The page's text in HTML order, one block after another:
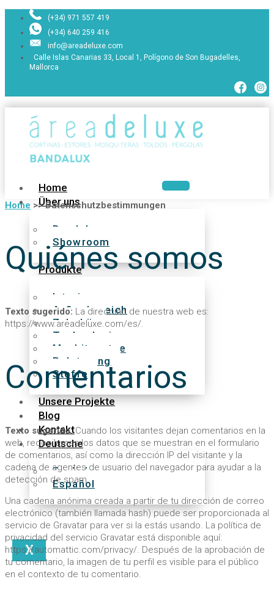
(+34) 971 557 419
(+34) 640 259 416
info@areadeluxe.com
Calle Islas Canarias 33, Local 1, Polígono de Son Bugadelles,
Mallorca
Home
Über uns
Bandalux
Showroom
Produkte
Interieur
Außenbereich
Zubehör
Technologie
Moskitonetze
Polsterung
Stoffe
Unsere Projekte
Blog
Kontakt
Deutsche
English
Español
X
Home >>Datenschutzbestimmungen
Quiénes somos
Texto sugerido: La dirección de nuestra web es:
https://www.areadeluxe.com/es/.
Comentarios
Texto sugerido:Cuando los visitantes dejan comentarios en la
web, recopilamos los datos que se muestran en el formulario
de comentarios, así como la dirección IP del visitante y la
cadena de agentes de usuario del navegador para ayudar a la
detección de spam.
Una cadena anónima creada a partir de tu dirección de correo
electrónico (también llamada hash) puede ser proporcionada al
servicio de Gravatar para ver si la estás usando. La política de
privacidad del servicio Gravatar está disponible aquí:
https://automattic.com/privacy/. Después de la aprobación de
tu comentario, la imagen de tu perfil es visible para el público
en el contexto de tu comentario.